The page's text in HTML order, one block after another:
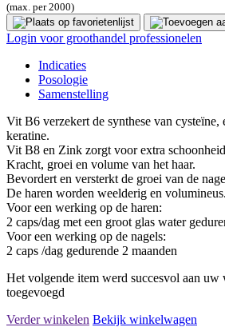
(max. per 2000)
Login voor groothandel professionelen
Indicaties
Posologie
Samenstelling
Vit B6 verzekert de synthese van cysteïne,
keratine.
Vit B8 en Zink zorgt voor extra
Kracht, groei en volume van het haar.
Bevordert en versterkt de groei van de
De haren worden weelderig en volumineus.
Voor een werking op de haren:
2 caps/dag met een groot glas water
Voor een werking op de nagels:
2 caps /dag gedurende 2 maanden
Het volgende item werd succesvol aan uw
toegevoegd
Verder winkelen Bekijk winkelwagen